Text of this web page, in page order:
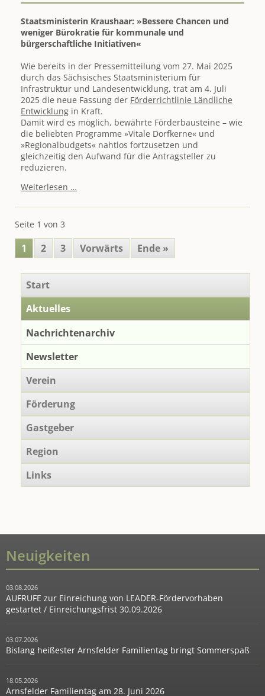
Staatsministerin Kraushaar: »Bessere Chancen und
weniger Bürokratie für kommunale und
bürgerschaftliche Initiativen«
Wie bereits in der Pressemitteilung vom 27. Mai 2025
durch das Sächsisches Staatsministerium für
Infrastruktur und Landesentwicklung, trat am 4. Juli
2025 die neue Fassung der Förderrichtlinie Ländliche
Entwicklung in Kraft.
Damit wird es möglich, bewährte Förderbausteine – wie
die beliebten Programme »Vitale Dorfkerne« und
»Regionalbudgets« nahtlos fortzusetzen und
gleichzeitig den Aufwand für die Antragsteller zu
reduzieren.
Weiterlesen …
steht
Sachsens
starke
Räume
Seite 1 von 3
1 2 3 Vorwärts Ende »
überspringen
Start
Aktuelles
Nachrichtenarchiv
Newsletter
Verein
Förderung
Gastgeber
Region
Links
Neuigkeiten
03.08.2026
AUFRUFE zur Einreichung von LEADER-Fördervorhaben
gestartet / Einreichungsfrist 30.09.2026
03.07.2026
Bislang heißester Arnsfelder Familientag bringt Sommerspaß
18.05.2026
Arnsfelder Familientag am 28. Juni 2026